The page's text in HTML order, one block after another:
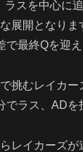
ラスを中心に
展開となり
最終Qを迎え
挑むレイカー
でラス、ADを
レイカーズが